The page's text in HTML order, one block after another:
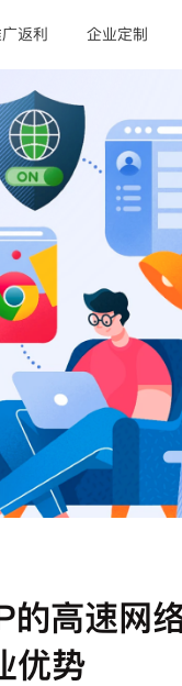
返利 企业定制
的高速网
优势